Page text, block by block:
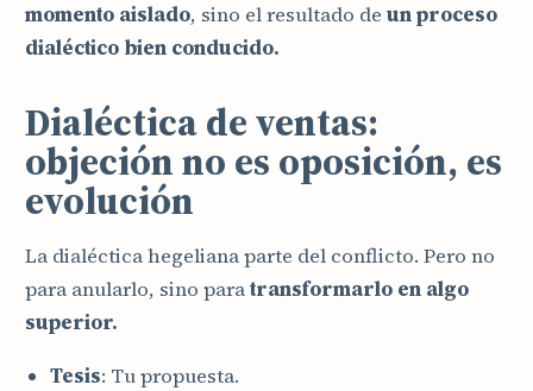
momento aislado, sino el resultado de un proceso
dialéctico bien conducido.
Dialéctica de ventas:
objeción no es oposición, es
evolución
La dialéctica hegeliana parte del conflicto. Pero no
para anularlo, sino paratransformarlo en algo
superior.
Tesis: Tu propuesta.